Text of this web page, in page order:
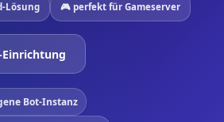
Lösung 🎮 perfekt für Gameserver
Bot-Instanz